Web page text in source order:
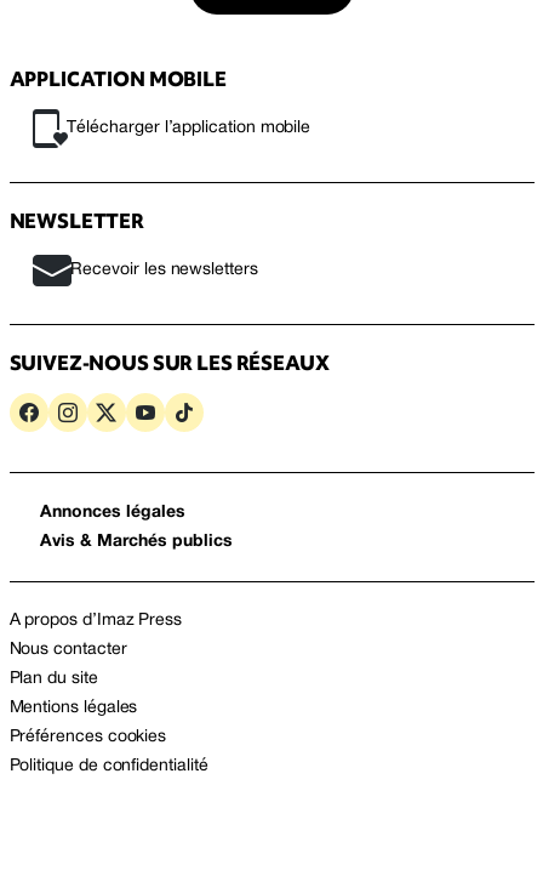
APPLICATION MOBILE
Télécharger l’application mobile
NEWSLETTER
Recevoir les newsletters
SUIVEZ-NOUS SUR LES RÉSEAUX
Annonces légales
Avis & Marchés publics
A propos d’Imaz Press
Nous contacter
Plan du site
Mentions légales
Préférences cookies
Politique de confidentialité